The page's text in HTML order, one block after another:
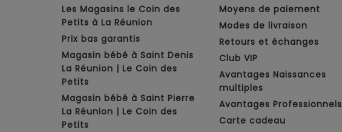
Les Magasins le Coin des
Petits à La Réunion
Prix bas garantis
Magasin bébé à Saint Denis
La Réunion | Le Coin des
Petits
Magasin bébé à Saint Pierre
La Réunion | Le Coin des
Petits
Moyens de paiement
Modes de livraison
Retours et échanges
Club VIP
Avantages Naissances
multiples
Avantages Professionnels
Carte cadeau